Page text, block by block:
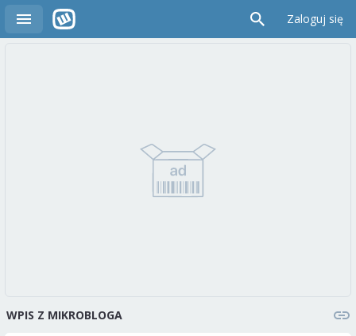
Zaloguj się
WPIS Z MIKROBLOGA